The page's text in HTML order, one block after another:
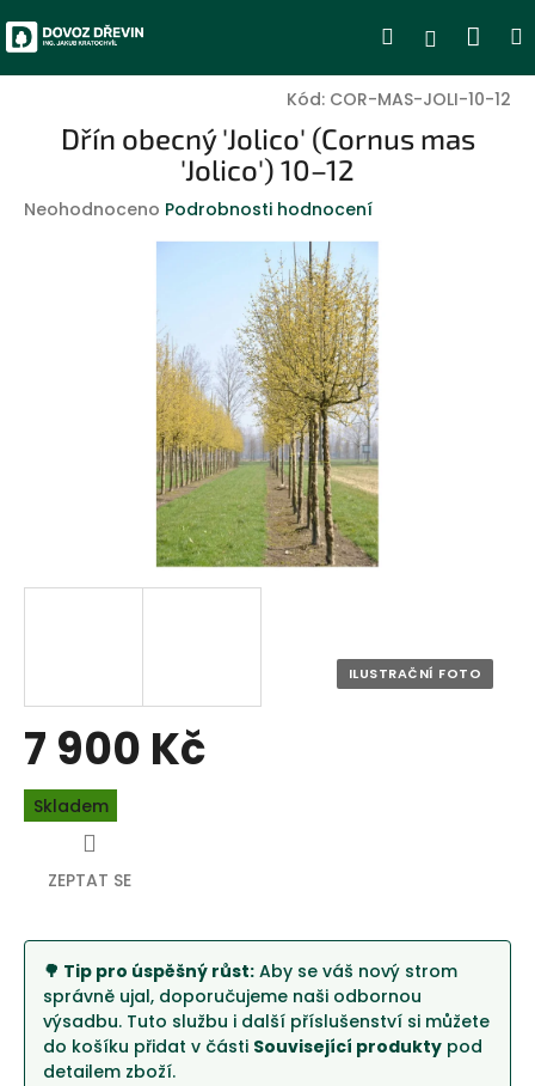
na
obsah
Hledat
Kód: COR-MAS-JOLI-10-12
Dřín obecný 'Jolico' (Cornus mas
'Jolico') 10–12
Průměrné
Neohodnoceno Podrobnosti hodnocení
7 900 Kč
Měrná
cena:
Skladem
🌳 Tip pro úspěšný růst: Aby se váš nový strom
správně ujal, doporučujeme naši odbornou
výsadbu. Tuto službu i další příslušenství si můžete
do košíku přidat v části Související produkty pod
detailem zboží.
ZEPTAT SE